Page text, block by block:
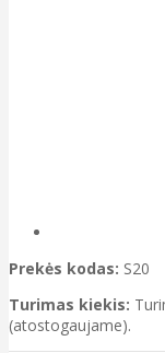
Prekės kodas: S20
Turimas kiekis:
(atostogaujame).